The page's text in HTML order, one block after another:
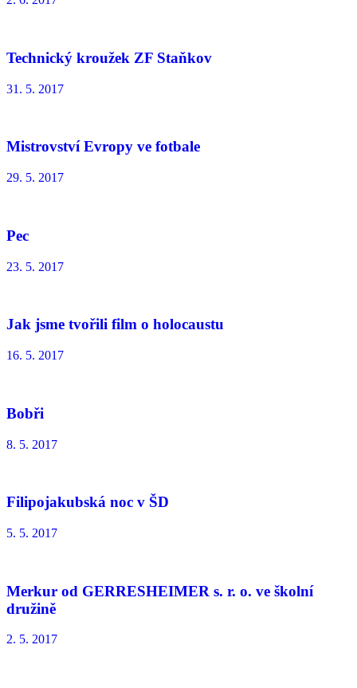
Technický kroužek ZF Staňkov
31. 5. 2017
Mistrovství Evropy ve fotbale
29. 5. 2017
Pec
23. 5. 2017
Jak jsme tvořili film o holocaustu
16. 5. 2017
Bobři
8. 5. 2017
Filipojakubská noc v ŠD
5. 5. 2017
Merkur od GERRESHEIMER s. r. o. ve školní
družině
2. 5. 2017